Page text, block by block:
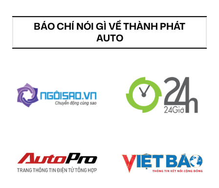
BÁO CHÍ NÓI GÌ VỀ THÀNH PHÁT
AUTO